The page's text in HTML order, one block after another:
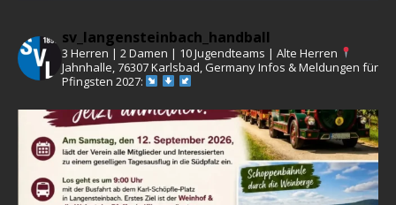
sv_langensteinbach_handball
3 Herren | 2 Damen | 10 Jugendteams | Alte Herren
Jahnhalle, 76307 Karlsbad, GermanyInfos & Meldungen für
Pfingsten 2027: